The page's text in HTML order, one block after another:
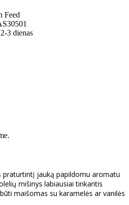
Feed
3 dienas
praturtintį jauką papildomu aromatu
mišinys labiausiai tinkantis
maišomas su karamelės ar vanilės